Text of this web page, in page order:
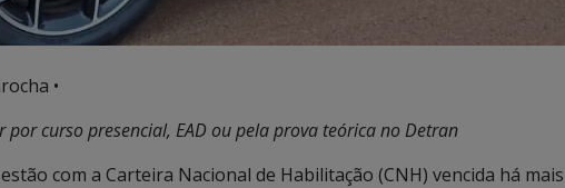
•
por curso presencial, EAD ou pela prova teórica no Detran
com a Carteira Nacional de Habilitação (CNH) vencida há mais